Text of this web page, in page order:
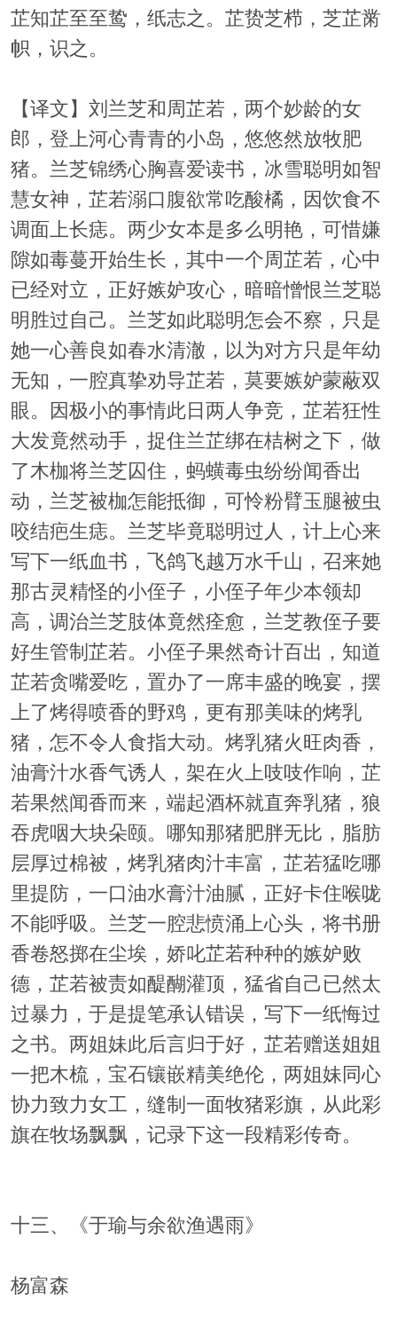
芷知芷至至鸷，纸志之。芷贽芝栉，芝芷黹
帜，识之。
【译文】刘兰芝和周芷若，两个妙龄的女
郎，登上河心青青的小岛，悠悠然放牧肥
猪。兰芝锦绣心胸喜爱读书，冰雪聪明如智
慧女神，芷若溺口腹欲常吃酸橘，因饮食不
调面上长痣。两少女本是多么明艳，可惜嫌
隙如毒蔓开始生长，其中一个周芷若，心中
已经对立，正好嫉妒攻心，暗暗憎恨兰芝聪
明胜过自己。兰芝如此聪明怎会不察，只是
她一心善良如春水清澈，以为对方只是年幼
无知，一腔真挚劝导芷若，莫要嫉妒蒙蔽双
眼。因极小的事情此日两人争竞，芷若狂性
大发竟然动手，捉住兰芷绑在桔树之下，做
了木枷将兰芝囚住，蚂蟥毒虫纷纷闻香出
动，兰芝被枷怎能抵御，可怜粉臂玉腿被虫
咬结疤生痣。兰芝毕竟聪明过人，计上心来
写下一纸血书，飞鸽飞越万水千山，召来她
那古灵精怪的小侄子，小侄子年少本领却
高，调治兰芝肢体竟然痊愈，兰芝教侄子要
好生管制芷若。小侄子果然奇计百出，知道
芷若贪嘴爱吃，置办了一席丰盛的晚宴，摆
上了烤得喷香的野鸡，更有那美味的烤乳
猪，怎不令人食指大动。烤乳猪火旺肉香，
油膏汁水香气诱人，架在火上吱吱作响，芷
若果然闻香而来，端起酒杯就直奔乳猪，狼
吞虎咽大块朵颐。哪知那猪肥胖无比，脂肪
层厚过棉被，烤乳猪肉汁丰富，芷若猛吃哪
里提防，一口油水膏汁油腻，正好卡住喉咙
不能呼吸。兰芝一腔悲愤涌上心头，将书册
香卷怒掷在尘埃，娇叱芷若种种的嫉妒败
德，芷若被责如醍醐灌顶，猛省自己已然太
过暴力，于是提笔承认错误，写下一纸悔过
之书。两姐妹此后言归于好，芷若赠送姐姐
一把木梳，宝石镶嵌精美绝伦，两姐妹同心
协力致力女工，缝制一面牧猪彩旗，从此彩
旗在牧场飘飘，记录下这一段精彩传奇。
十三、《于瑜与余欲渔遇雨》
杨富森